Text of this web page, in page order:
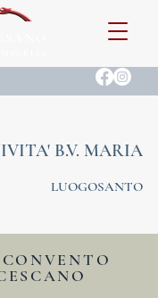
B.V. MARIA
LUOGOSANTO